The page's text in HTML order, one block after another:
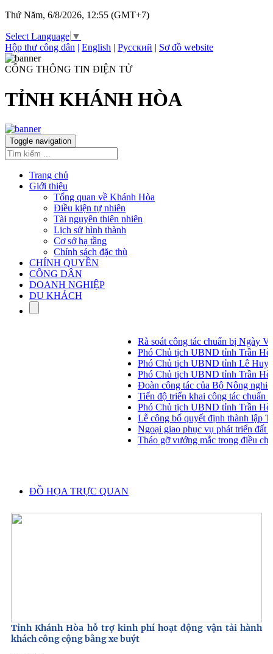
Thứ Năm, 6/8/2026, 12:55 (GMT+7)
Select Language ▼
Hộp thư công dân | English | Русский | Sơ đồ website
CỔNG THÔNG TIN ĐIỆN TỬ
TỈNH KHÁNH HÒA
Toggle navigation
Trang chủ
Giới thiệu
Tổng quan về Khánh Hòa
Điều kiện tự nhiên
Tài nguyên thiên nhiên
Lịch sử hình thành
Cơ sở hạ tầng
Chính sách đặc thù
CHÍNH QUYỀN
CÔNG DÂN
DOANH NGHIỆP
DU KHÁCH
Rà soát công tác chuẩn bị Ngày
Phó Chủ tịch UBND tỉnh Trần Hòa
Phó Chủ tịch UBND tỉnh Lê Huyền
Phó Chủ tịch UBND tỉnh Trần Hòa
Đoàn công tác của Bộ Nông
Tiến độ triển khai công tác chuẩn
Phó Chủ tịch UBND tỉnh Trần Hòa
Lễ công bố quyết định thành lập
Ngoại giao phục vụ phát triển đất
Tháo gỡ vướng mắc trong điều
ĐỒ HỌA TRỰC QUAN
Tỉnh Khánh Hòa hỗ trợ kinh phí hoạt động vận tải hành
khách công cộng bằng xe buýt